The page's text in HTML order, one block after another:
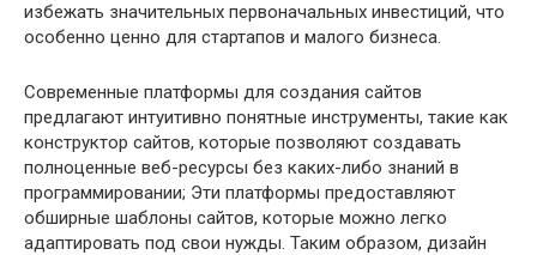
избежать значительных первоначальных инвестиций, что
особенно ценно для стартапов и малого бизнеса.
Современные платформы для создания сайтов
предлагают интуитивно понятные инструменты, такие как
конструктор сайтов, которые позволяют создавать
полноценные веб-ресурсы без каких-либо знаний в
программировании; Эти платформы предоставляют
обширные шаблоны сайтов, которые можно легко
адаптировать под свои нужды. Таким образом, дизайн